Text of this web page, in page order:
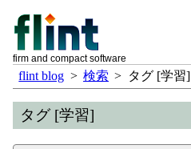
firm and compact software
flint blog > 検索 > タグ [学習]
タグ [学習]